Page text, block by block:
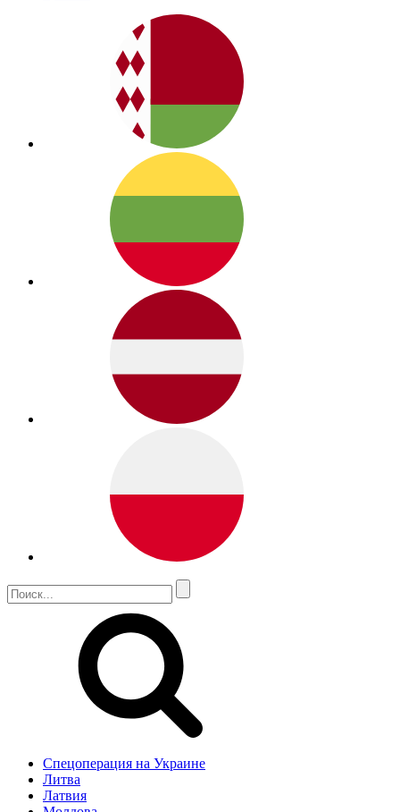
Спецоперация на Украине
Литва
Латвия